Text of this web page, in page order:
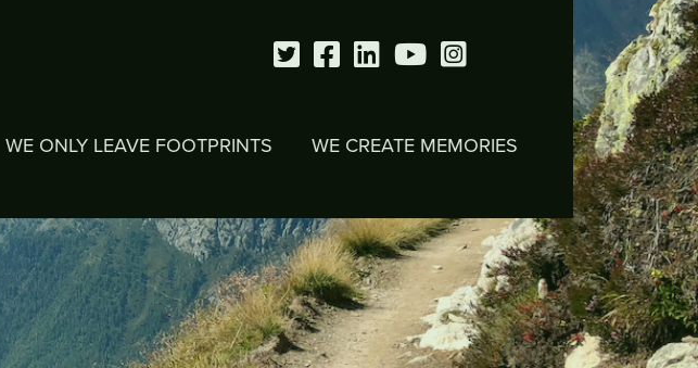
LEAVE FOOTPRINTS WE CREATE MEMORIES WE RESPECT NATURE